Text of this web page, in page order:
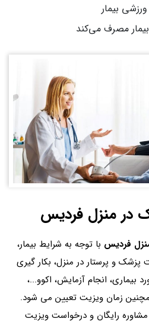
بیمار
مصرف می‌کند
در منزل فردیس
فردیس با توجه به شرایط بیمار،
پزشک و پرستار در منزل، بکار گیری
بیماری، انجام آزمایش، اکوو...،
زمان ویزیت تعیین می شود.
رایگان و درخواست ویزیت